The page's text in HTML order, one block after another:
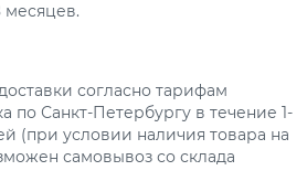
месяцев.
согласно тарифам
по Санкт-Петербургу в течение 1-
(при условии наличия товара на
самовывоз со склада